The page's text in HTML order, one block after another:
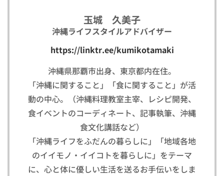
玉城 久美子
沖縄ライフスタイルアドバイザー
https://linktr.ee/kumikotamaki
沖縄県那覇市出身、東京都内在住。
「沖縄に関すること」「食に関すること」が活
動の中心。（沖縄料理教室主宰、レシピ開発、
食イベントのコーディネート、記事執筆、沖縄
食文化講話など）
「沖縄ライフをふだんの暮らしに」「地域各地
のイイモノ・イイコトを暮らしに」をテーマ
に、心と体に優しい生活を送るお手伝いをしま